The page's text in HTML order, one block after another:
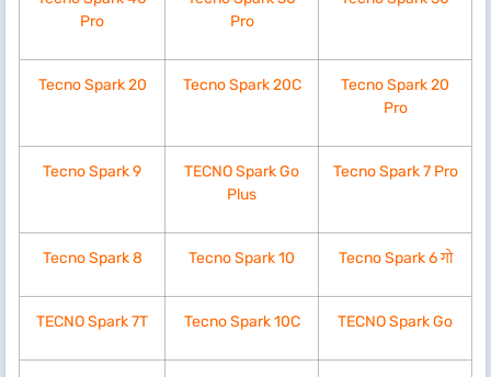
Pro
Pro
Tecno Spark 20 Tecno Spark 20C
Tecno Spark 20
Pro
Tecno Spark 9
TECNO Spark Go
Plus
Tecno Spark 7 Pro
Tecno Spark 8 Tecno Spark 10 Tecno Spark 6 गो
TECNO Spark 7T Tecno Spark 10C TECNO Spark Go